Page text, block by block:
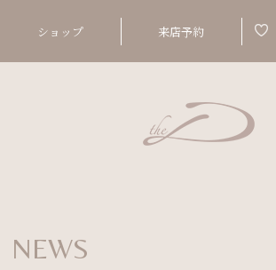
ショップ 来店予約
NEWS